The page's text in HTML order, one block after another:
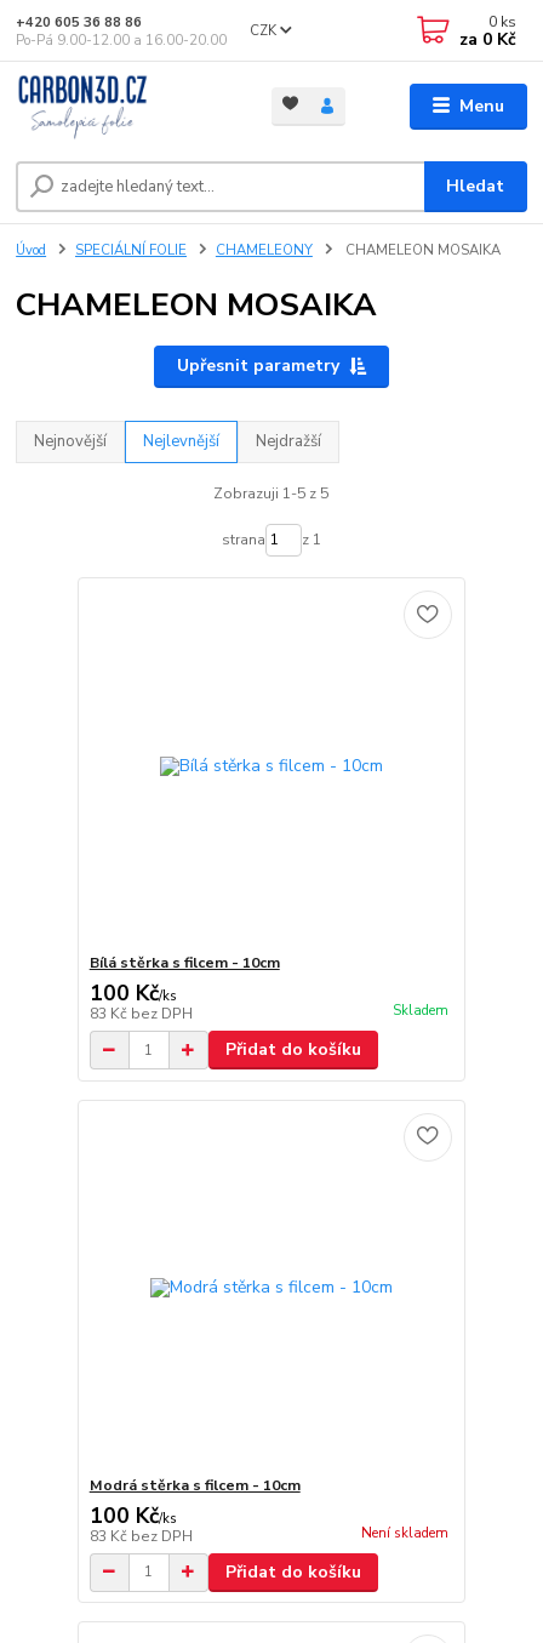
Menu
CZK
Hledat
+420 605 36 88 86
Po-Pá 9.00-12.00 a 16.00-20.00
0 ks
za 0 Kč
Úvod SPECIÁLNÍ FOLIE CHAMELEONY CHAMELEON MOSAIKA
CHAMELEON MOSAIKA
Upřesnit parametry
Nejnovější Nejlevnější Nejdražší
Zobrazuji 1-5 z 5
strana z 1
Bílá stěrka s filcem - 10cm
100 Kč/ks
83 Kč bez DPH Skladem
Přidat do košíku
Modrá stěrka s filcem - 10cm
100 Kč/ks
83 Kč bez DPH Není skladem
Přidat do košíku